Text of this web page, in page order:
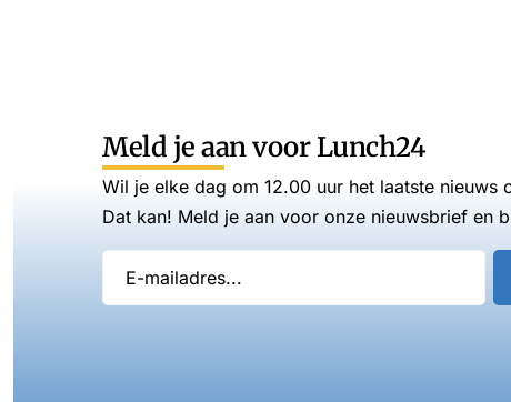
Meld je aan voor Lunch24
Wil je elke dag om 12.00 uur het laatste nieuws
Dat kan! Meld je aan voor onze nieuwsbrief en